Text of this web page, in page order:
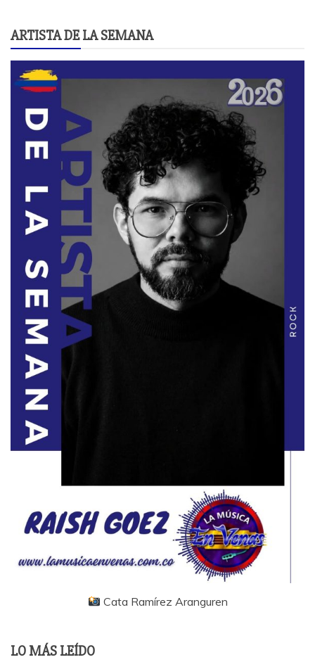
ARTISTA DE LA SEMANA
Cata Ramírez Aranguren
LO MÁS LEÍDO